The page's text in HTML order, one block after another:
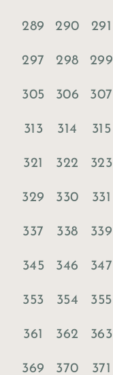
289 290 291
297 298 299
305 306 307
313 314 315
321 322 323
329 330 331
337 338 339
345 346 347
353 354 355
361 362 363
369 370 371